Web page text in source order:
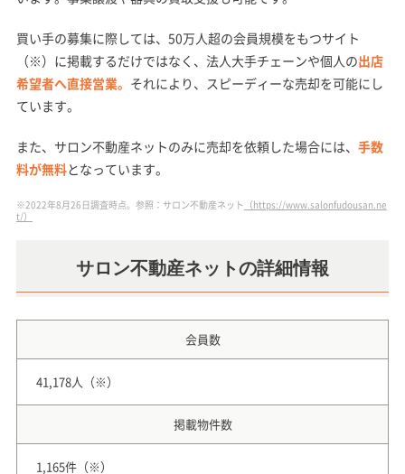
買い手の募集に際しては、50万人超の会員規模をもつサイト
（※）に掲載するだけではなく、法人大手チェーンや個人の出店
希望者へ直接営業。 それにより、スピーディーな売却を可能にし
ています。
また、サロン不動産ネットのみに売却を依頼した場合には、 手数
料が無料となっています。
※2022年8月26日調査時点。参照：サロン不動産ネット （https://www.salonfudousan.ne
t/）
サロン不動産ネットの詳細情報
会員数
41,178人（※）
掲載物件数
1,165件（※）